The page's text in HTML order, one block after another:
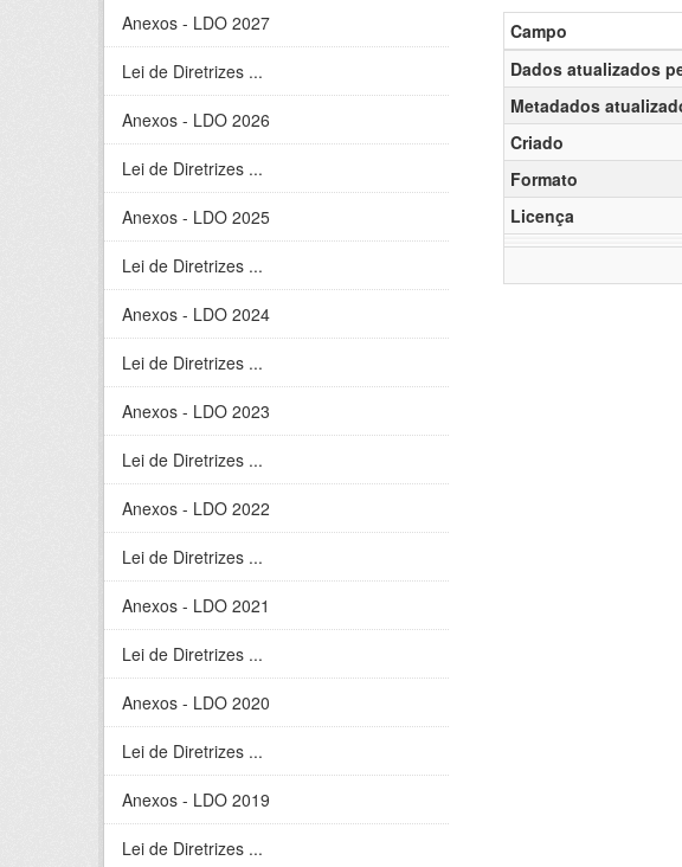
Anexos - LDO 2027
Lei de Diretrizes ...
Anexos - LDO 2026
Lei de Diretrizes ...
Anexos - LDO 2025
Lei de Diretrizes ...
Anexos - LDO 2024
Lei de Diretrizes ...
Anexos - LDO 2023
Lei de Diretrizes ...
Anexos - LDO 2022
Lei de Diretrizes ...
Anexos - LDO 2021
Lei de Diretrizes ...
Anexos - LDO 2020
Lei de Diretrizes ...
Anexos - LDO 2019
Lei de Diretrizes ...
Campo
Dados atualizados
Metadados
Criado
Formato
Licença